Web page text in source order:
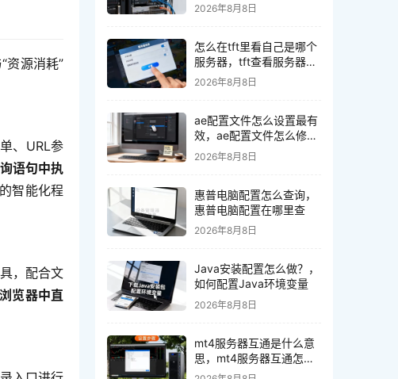
资源消耗”
、URL参
语句中执
智能化程
，配合文
览器中直
2026年8月8日
怎么在tft里看自己是哪个
服务器，tft查看服务器方
法在哪查？
2026年8月8日
ae配置文件怎么设置最有
效，ae配置文件怎么修改
最详细
2026年8月8日
惠普电脑配置怎么查询，
惠普电脑配置在哪里查
2026年8月8日
Java安装配置怎么做？，
如何配置Java环境变量
2026年8月8日
mt4服务器互通是什么意
思，mt4服务器互通怎么
设置